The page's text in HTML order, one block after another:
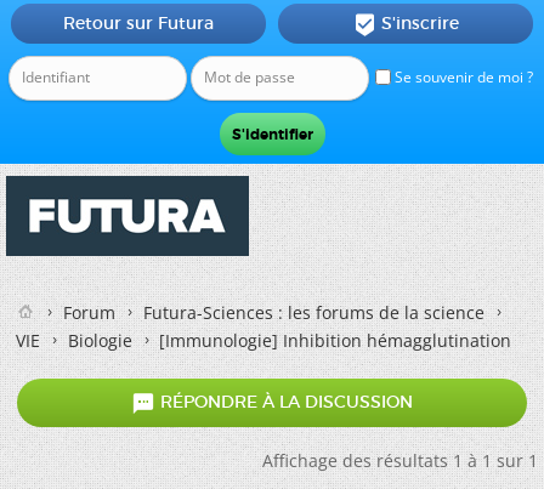
Se souvenir de moi ?
Retour sur Futura  S'inscrire
Forum
Futura-Sciences : les forums de la science
VIE
Biologie [Immunologie]Inhibition hémagglutination
 RÉPONDRE À LA DISCUSSION
Affichage des résultats 1 à 1 sur 1